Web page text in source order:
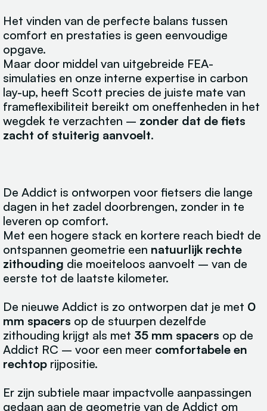
Het vinden van de perfecte balans tussen
comfort en prestaties is geen eenvoudige
opgave.
Maar door middel van uitgebreide FEA-
simulaties en onze interne expertise in carbon
lay-up, heeft Scott precies de juiste mate van
frameflexibiliteit bereikt om oneffenheden in het
wegdek te verzachten – zonder dat de fiets
zacht of stuiterig aanvoelt.
De Addict is ontworpen voor fietsers die lange
dagen in het zadel doorbrengen, zonder in te
leveren op comfort.
Met een hogere stack en kortere reach biedt de
ontspannen geometrie een natuurlijk rechte
zithouding die moeiteloos aanvoelt – van de
eerste tot de laatste kilometer.
De nieuwe Addict is zo ontworpen dat je met 0
mm spacers op de stuurpen dezelfde
zithouding krijgt als met 35 mm spacers op de
Addict RC – voor een meer comfortabele en
rechtop rijpositie.
Er zijn subtiele maar impactvolle aanpassingen
gedaan aan de geometrie van de Addict om